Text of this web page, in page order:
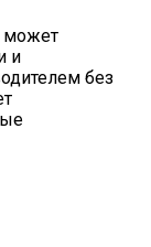
может
и
без